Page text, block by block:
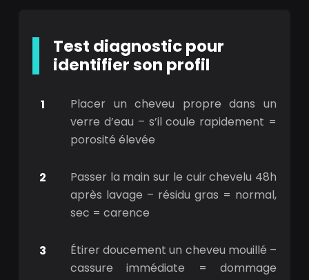
Test diagnostic pour
identifier son profil
Placer un cheveu propre dans un
verre d’eau – s’il coule rapidement =
porosité élevée
Passer la main sur le cuir chevelu 48h
après lavage – résidu gras = normal,
sec = carence
Étirer doucement un cheveu mouillé –
cassure immédiate = dommage